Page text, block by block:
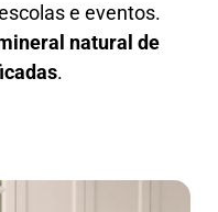
e eventos.
natural de
.